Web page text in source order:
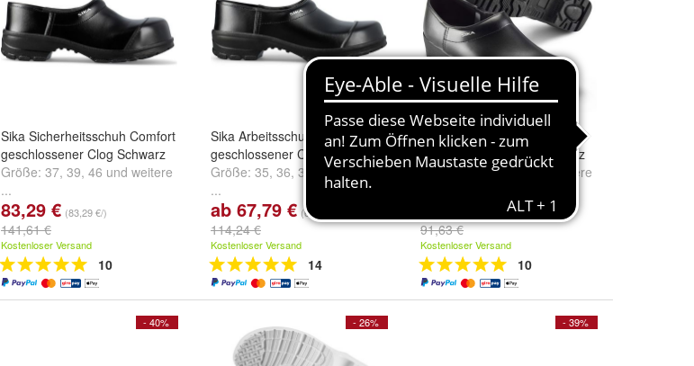
Sika Sicherheitsschuh Comfort
geschlossener Clog Schwarz
Größe: 37, 39, 46 und weitere
...
83,29 € (83,29 €/)
141,61 €
Kostenloser Versand
10
Sika Arbeitsschuh Comfort
geschlossener Clog Schwarz
Größe: 35, 36, 37 undweitere
...
ab 67,79 € (67,79 €/)
114,24 €
Kostenloser Versand
14
Sika Schuh Flexika
geschlossener Clog Schwarz
Größe:36,44,47 undweitere
(57,49 €/)
91,63 €
Kostenloser Versand
10
- 40% - 26% - 39%